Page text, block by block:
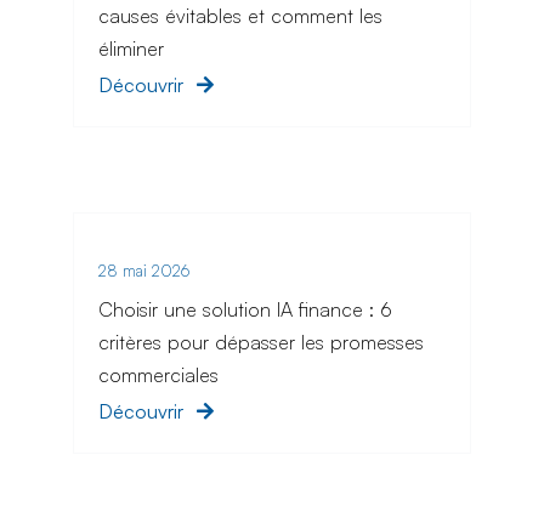
causes évitables et comment les
éliminer
Découvrir
28 mai 2026
Choisir une solution IA finance : 6
critères pour dépasser les promesses
commerciales
Découvrir